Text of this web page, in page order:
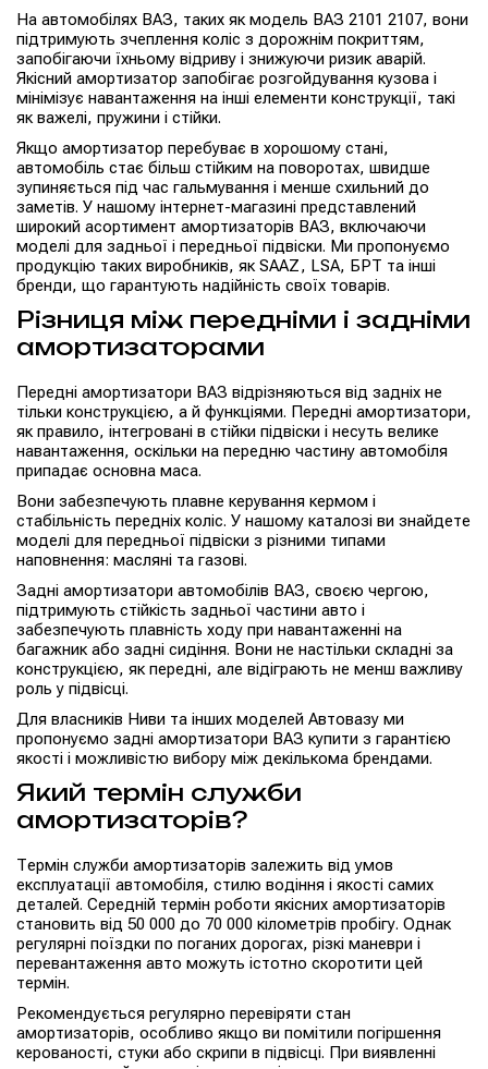
На автомобілях ВАЗ, таких як модель ВАЗ 2101 2107, вони
підтримують зчеплення коліс з дорожнім покриттям,
запобігаючи їхньому відриву і знижуючи ризик аварій.
Якісний амортизатор запобігає розгойдування кузова і
мінімізує навантаження на інші елементи конструкції, такі
як важелі, пружини і стійки.
Якщо амортизатор перебуває в хорошому стані,
автомобіль стає більш стійким на поворотах, швидше
зупиняється під час гальмування і менше схильний до
заметів. У нашому інтернет-магазині представлений
широкий асортимент амортизаторів ВАЗ, включаючи
моделі для задньої і передньої підвіски. Ми пропонуємо
продукцію таких виробників, як SAAZ, LSA, БРТ та інші
бренди, що гарантують надійність своїх товарів.
Різниця між передніми і задніми
амортизаторами
Передні амортизатори ВАЗ відрізняються від задніх не
тільки конструкцією, а й функціями. Передні амортизатори,
як правило, інтегровані в стійки підвіски і несуть велике
навантаження, оскільки на передню частину автомобіля
припадає основна маса.
Вони забезпечують плавне керування кермом і
стабільність передніх коліс. У нашому каталозі ви знайдете
моделі для передньої підвіски з різними типами
наповнення: масляні та газові.
Задні амортизатори автомобілів ВАЗ, своєю чергою,
підтримують стійкість задньої частини авто і
забезпечують плавність ходу при навантаженні на
багажник або задні сидіння. Вони не настільки складні за
конструкцією, як передні, але відіграють не менш важливу
роль у підвісці.
Для власників Ниви та інших моделей Автовазу ми
пропонуємо задні амортизатори ВАЗ купити з гарантією
якості і можливістю вибору між декількома брендами.
Який термін служби
амортизаторів?
Термін служби амортизаторів залежить від умов
експлуатації автомобіля, стилю водіння і якості самих
деталей. Середній термін роботи якісних амортизаторів
становить від 50 000 до 70 000 кілометрів пробігу. Однак
регулярні поїздки по поганих дорогах, різкі маневри і
перевантаження авто можуть істотно скоротити цей
термін.
Рекомендується регулярно перевіряти стан
амортизаторів, особливо якщо ви помітили погіршення
керованості, стуки або скрипи в підвісці. При виявленні